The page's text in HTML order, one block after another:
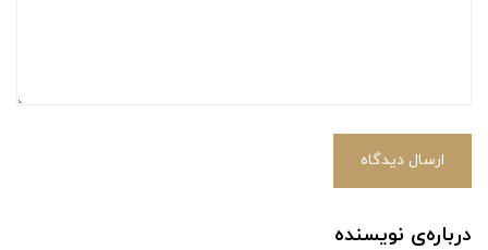
ارسال دیدگاه
درباره‌ی نویسنده